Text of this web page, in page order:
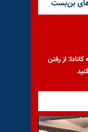
از رفتن
سحری